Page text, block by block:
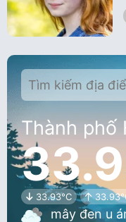
Thành phố
33.93°C
mây đen u